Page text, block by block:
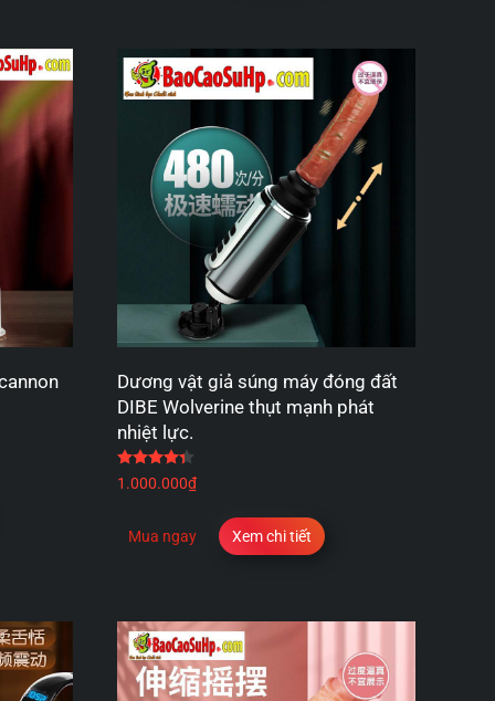
Dương vật giả súng máy đóng đất
DIBE Wolverine thụt mạnh phát
nhiệt lực.
1.000.000₫
Mua ngay Xem chi tiết